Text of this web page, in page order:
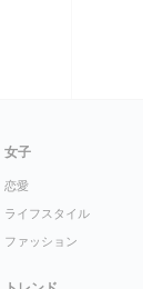
女子
恋愛
ライフスタイル
ファッション